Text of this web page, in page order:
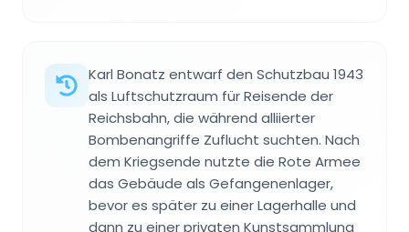
Karl Bonatz entwarf den Schutzbau 1943
als Luftschutzraum für Reisende der
Reichsbahn, die während alliierter
Bombenangriffe Zuflucht suchten. Nach
dem Kriegsende nutzte die Rote Armee
das Gebäude als Gefangenenlager,
bevor es später zu einer Lagerhalle und
dann zu einer privaten Kunstsammlung